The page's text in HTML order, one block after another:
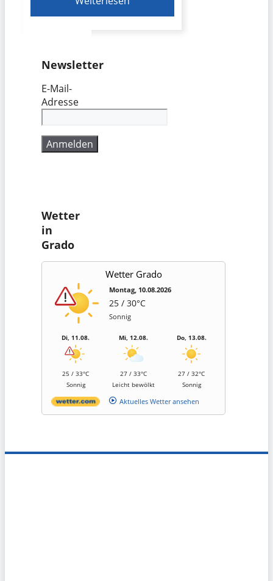
Newsletter
E-Mail-
Adresse
Wetter
in
Grado
Wetter Grado
Montag, 10.08.2026
25 / 30°C
Sonnig
Di, 11.08.
25 / 33°C
Sonnig
Mi, 12.08.
27 / 33°C
Leicht bewölkt
Do, 13.08.
27 / 32°C
Sonnig
Aktuelles Wetter ansehen